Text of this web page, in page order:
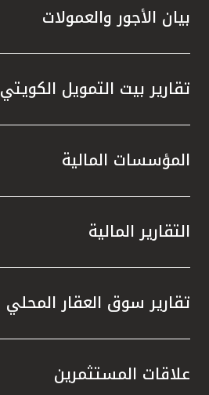
بيان الأجور والعمولات
تقارير بيت التمويل الكويتي
المؤسسات المالية
التقارير المالية
تقارير سوق العقار المحلي
علاقات المستثمرين